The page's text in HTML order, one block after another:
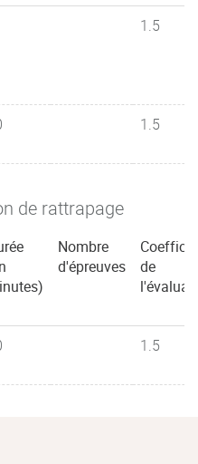
1.5
1.5
de rattrapage
Nombre
d'épreuves
de
1.5